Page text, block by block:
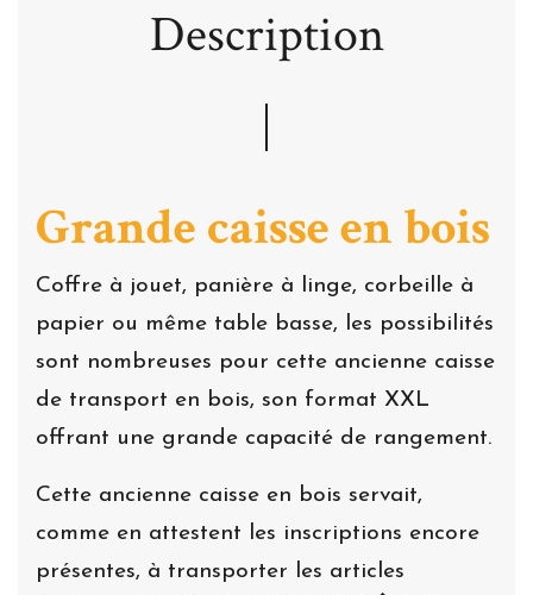
Description
Grande caisse en bois
Coffre à jouet, panière à linge, corbeille à
papier ou même table basse, les possibilités
sont nombreuses pour cette ancienne caisse
de transport en bois, son format XXL
offrant une grande capacité de rangement.
Cette ancienne caisse en bois servait,
comme en attestent les inscriptions encore
présentes, à transporter les articles